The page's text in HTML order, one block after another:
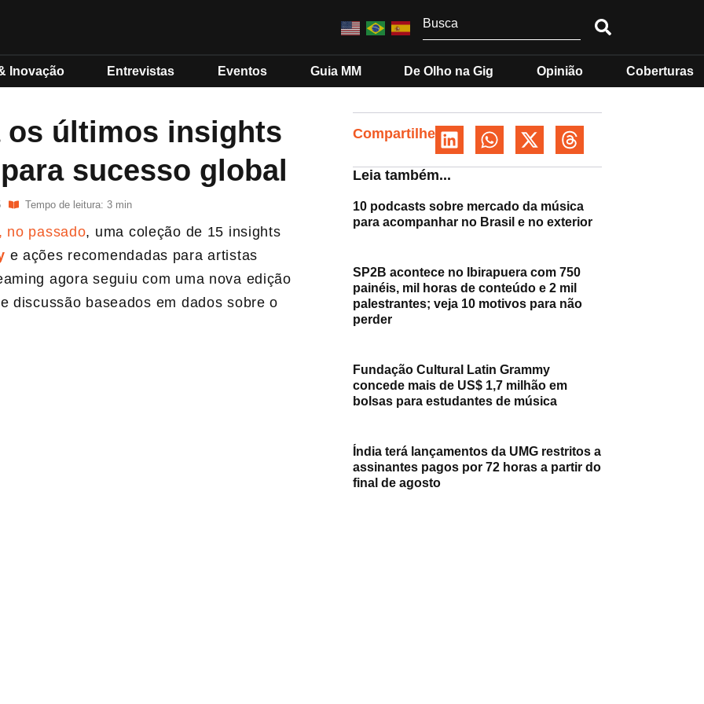
Inovação Entrevistas Eventos Guia MM De Olho na Gig Opinião Coberturas
os últimos insights
sucesso global
Tempo de leitura: 3 min
, no passado, uma coleção de 15 insights
e ações recomendadas para artistas
agora seguiu com uma nova edição
discussão baseados em dados sobre o
Compartilhe
Leia também...
10 podcasts sobre mercado da música
para acompanhar no Brasil e no exterior
SP2B acontece no Ibirapuera com 750
painéis, mil horas de conteúdo e 2 mil
palestrantes; veja 10 motivos para não
perder
Fundação Cultural Latin Grammy
concede mais de US$ 1,7 milhão em
bolsas para estudantes de música
Índia terá lançamentos da UMG restritos a
assinantes pagos por 72 horas a partir do
final de agosto